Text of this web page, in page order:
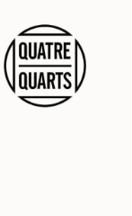
contenu